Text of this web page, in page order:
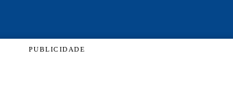
PUBLICIDADE